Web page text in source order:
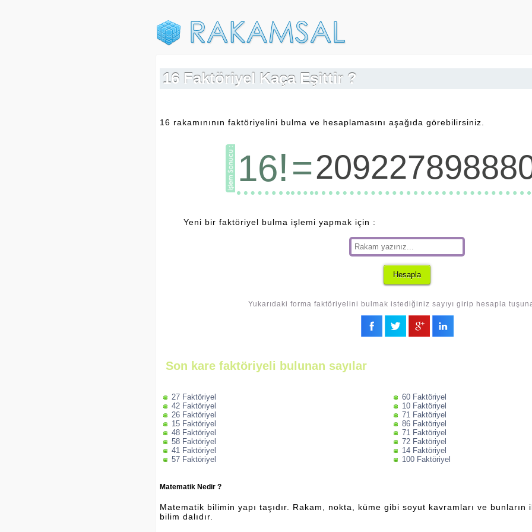
16 Faktöriyel Kaça Eşittir ?
16 rakamınının faktöriyelini bulma ve hesaplamasını aşağıda görebilirsiniz.
16!=
Yeni bir faktöriyel bulma işlemi yapmak için :
Yukarıdaki forma faktöriyelini bulmak istediğiniz sayıyı girip hesapla
Son kare faktöriyeli bulunan sayılar
27 Faktöriyel
42 Faktöriyel
26 Faktöriyel
15 Faktöriyel
48 Faktöriyel
58 Faktöriyel
41 Faktöriyel
57 Faktöriyel
60 Faktöriyel
10 Faktöriyel
71 Faktöriyel
86 Faktöriyel
71 Faktöriyel
72 Faktöriyel
14 Faktöriyel
100 Faktöriyel
Matematik Nedir ?
Matematik bilimin yapı taşıdır. Rakam, nokta, küme gibi soyut kavramları ve
bilim dalıdır.